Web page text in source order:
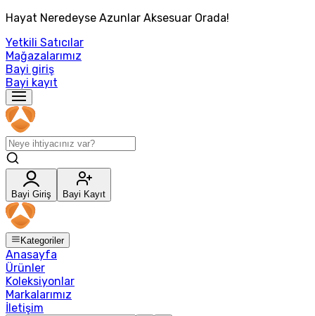
Hayat Neredeyse Azunlar Aksesuar Orada!
Yetkili Satıcılar
Mağazalarımız
Bayi giriş
Bayi kayıt
Bayi Giriş Bayi Kayıt
Kategoriler
Anasayfa
Ürünler
Koleksiyonlar
Markalarımız
İletişim